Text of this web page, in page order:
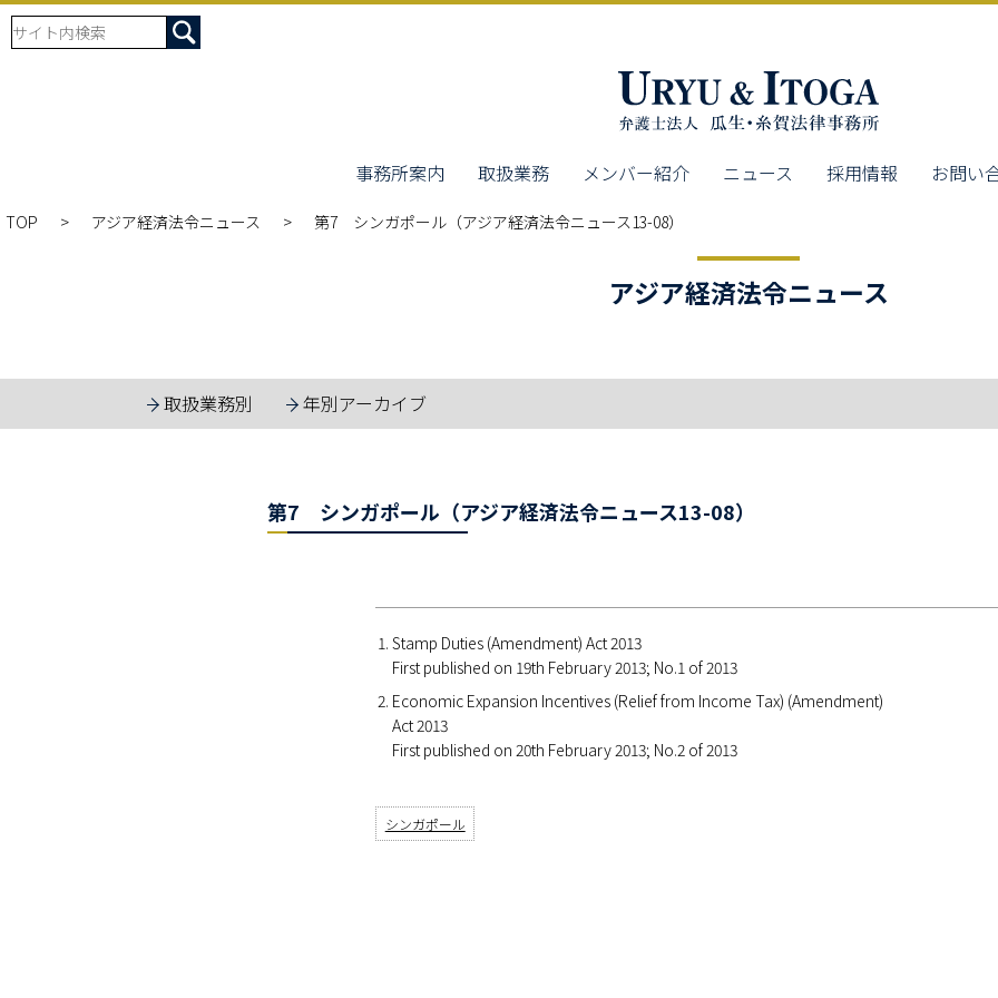
事務所案内 取扱業務 メンバー紹介 ニュース 採用情報 お問い
TOP アジア経済法令ニュース 第7 シンガポール（アジア経済法令ニュース13-08）
アジア経済法令ニュース
取扱業務別 年別アーカイブ
第7 シンガポール（アジア経済法令ニュース13-08）
Stamp Duties (Amendment) Act 2013
First published on 19th February 2013; No.1 of 2013
Economic Expansion Incentives (Relief from Income Tax) (Amendment)
Act 2013
First published on 20th February 2013; No.2 of 2013
シンガポール